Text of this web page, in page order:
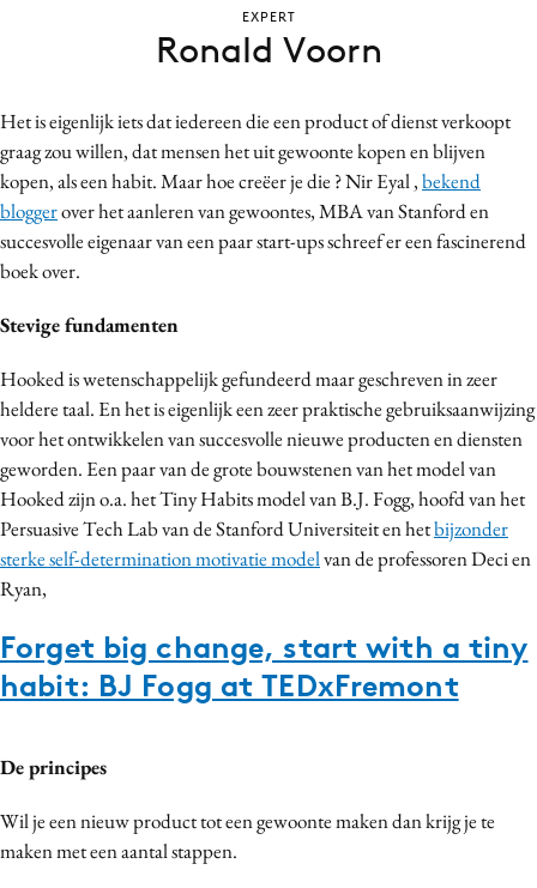
Contentmarketing
Craft
Customer Experience
Data & Insights
Design
Effectiviteit
Gedragsverandering
Influencer marketing
Interne communicatie
Martech
Media
Merkstrategie
PR
Programmatic
Purpose Marketing
Het is eigenlijk iets dat iedereen die een product of dienst verkoopt
graag zou willen, dat mensen het uit gewoonte kopen en blijven
kopen, als een habit. Maar hoe creëer je die ? Nir Eyal ,bekend
bloggerover het aanleren van gewoontes, MBA van Stanford en
succesvolle eigenaar van een paar start-ups schreef er een fascinerend
boek over.
Stevige fundamenten
Hooked is wetenschappelijk gefundeerd maar geschreven in zeer
heldere taal. En het is eigenlijk een zeer praktische gebruiksaanwijzing
voor het ontwikkelen van succesvolle nieuwe producten en diensten
geworden. Een paar van de grote bouwstenen van het model van
Hooked zijn o.a. het Tiny Habits model van B.J. Fogg, hoofd van het
Persuasive Tech Lab van de Stanford Universiteit en hetbijzonder
sterke self-determination motivatie modelvan de professoren Deci en
Ryan,
Forget big change, start with a tiny
habit: BJ Fogg at TEDxFremont
De principes
Wil je een nieuw product tot een gewoonte maken dan krijg je te
maken met een aantal stappen.
EXPERT
Ronald Voorn